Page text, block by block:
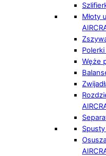
Młoty
Węże